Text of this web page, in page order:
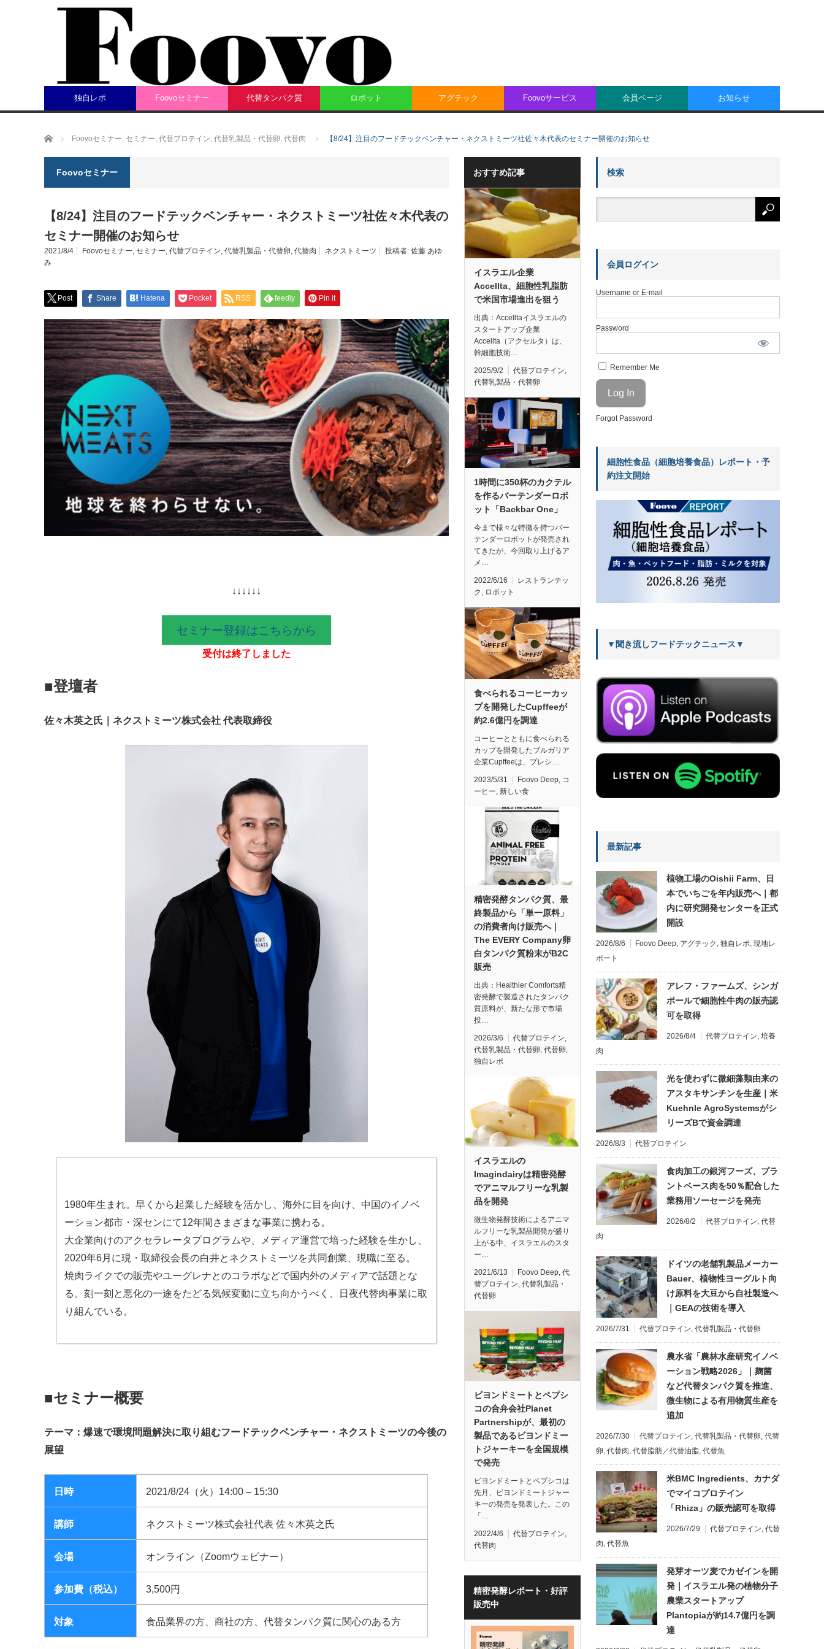
独自レポ Foovoセミナー 代替タンパク質 ロボット アグテック Foovoサービス 会員ページ お知らせ
ホーム Foovoセミナー, セミナー, 代替プロテイン, 代替乳製品・代替卵, 代替肉 【8/24】注目のフードテックベンチャー・ネクストミーツ社佐々木代表のセミナー開催のお知らせ
Foovoセミナー
【8/24】注目のフードテックベンチャー・ネクストミーツ社佐々木代表の
セミナー開催のお知らせ
2021/8/4 Foovoセミナー, セミナー, 代替プロテイン, 代替乳製品・代替卵, 代替肉 ネクストミーツ 投稿者: 佐藤 あゆ
み
Post Share Hatena Pocket RSS feedly Pin it
↓↓↓↓↓↓
セミナー登録はこちらから
受付は終了しました
■登壇者
佐々木英之氏｜ネクストミーツ株式会社 代表取締役
1980年生まれ。早くから起業した経験を活かし、海外に目を向け、中国のイノベ
ーション都市・深センにて12年間さまざまな事業に携わる。
大企業向けのアクセラレータプログラムや、メディア運営で培った経験を生かし、
2020年6月に現・取締役会長の白井とネクストミーツを共同創業、現職に至る。
焼肉ライクでの販売やユーグレナとのコラボなどで国内外のメディ アで話題とな
る。 刻一刻と悪化の一途をたどる気候変動に立ち向かうべく、日夜代替肉事業に取
り組んでいる。
■セミナー概要
テーマ：爆速で環境問題解決に取り組むフードテックベンチャー・ネクストミーツの今後の
展望
日時 2021/8/24（火）14:00 – 15:30
講師 ネクストミーツ株式会社代表 佐々木英之氏
会場 オンライン（Zoomウェビナー）
参加費（税込） 3,500円
対象 食品業界の方、商社の方、代替タンパク質に関心のある方
おすすめ記事
イスラエル企業
Accellta、細胞性乳脂肪
で米国市場進出を狙う
出典：Accelltaイスラエルの
スタートアップ企業
Accellta（アクセルタ）は、
幹細胞技術…
2025/9/2 代替プロテイン,
代替乳製品・代替卵
1時間に350杯のカクテル
を作るバーテンダーロボ
ット「Backbar One」
今まで様々な特徴を持つバー
テンダーロボットが発売され
てきたが、今回取り上げるア
メ…
2022/6/16
レストランテッ
ク
ロボット
食べられるコーヒーカッ
プを開発したCupffeeが
約2.6億円を調達
コーヒーとともに食べられる
カップを開発したブルガリア
企業Cupffeeは、プレシ…
2023/5/31 Foovo Deep, コ
ーヒー, 新しい食
精密発酵タンパク質、最
終製品から「単一原料」
の消費者向け販売へ｜
The EVERY Company卵
白タンパク質粉末がB2C
販売
出典：Healthier Comforts精
密発酵で製造されたタンパク
質原料が、新たな形で市場
投…
2026/3/6 代替プロテイン,
代替乳製品・代替卵, 代替卵,
独自レポ
イスラエルの
Imagindairyは精密発酵
でアニマルフリーな乳製
品を開発
微生物発酵技術によるアニマ
ルフリーな乳製品開発が盛り
上がる中、イスラエルのスタ
ー…
2021/6/13 Foovo Deep, 代
替プロテイン, 代替乳製品・
代替卵
ビヨンドミートとペプシ
コの合弁会社Planet
Partnershipが、最初の
製品であるビヨンドミー
トジャーキーを全国規模
で発売
ビヨンドミートとペプシコは
先月、ビヨンドミートジャー
キーの発売を発表した。この
「…
2022/4/6 代替プロテイン,
代替肉
精密発酵レポート・好評
販売中
検索
会員ログイン
Username or E-mail
Password
Remember Me
Forgot Password
細胞性食品（細胞培養食品）レポート・予
約注文開始
▼聞き流しフードテックニュース▼
最新記事
植物工場のOishii Farm、日
本でいちごを年内販売へ｜都
内に研究開発センターを正式
開設
2026/8/6 Foovo Deep アグテック 独自レポ 現地レ
ポート
アレフ・ファームズ、シンガ
ポールで細胞性牛肉の販売認
可を取得
2026/8/4 代替プロテイン 培養
肉
光を使わずに微細藻類由来の
アスタキサンチンを生産｜米
Kuehnle AgroSystemsがシ
リーズBで資金調達
2026/8/3 代替プロテイン
食肉加工の銀河フーズ、プラ
ントベース肉を50％配合した
業務用ソーセージを発売
2026/8/2 代替プロテイン 代替
肉
ドイツの老舗乳製品メーカー
Bauer、植物性ヨーグルト向
け原料を大豆から自社製造へ
｜GEAの技術を導入
2026/7/31 代替プロテイン 代替乳製品・代替卵
農水省「農林水産研究イノベ
ーション戦略2026」｜麹菌
など代替タンパク質を推進、
微生物による有用物質生産を
追加
2026/7/30 代替プロテイン 代替乳製品・代替卵 代替
卵 代替肉 代替脂肪／代替油脂 代替魚
米BMC Ingredients、カナダ
でマイコプロテイン
「Rhiza」の販売認可を取得
2026/7/29 代替プロテイン 代替
肉 代替魚
発芽オーツ麦でカゼインを開
発｜イスラエル発の植物分子
農業スタートアップ
Plantopiaが約14.7億円を調
達